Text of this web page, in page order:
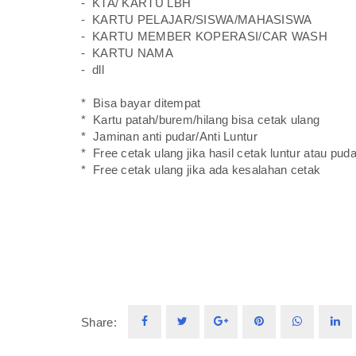
- KTA/ KARTU LBH
- KARTU PELAJAR/SISWA/MAHASISWA
- KARTU MEMBER KOPERASI/CAR WASH
- KARTU NAMA
- dll
* Bisa bayar ditempat
* Kartu patah/burem/hilang bisa cetak ulang
* Jaminan anti pudar/Anti Luntur
* Free cetak ulang jika hasil cetak luntur atau
* Free cetak ulang jika ada kesalahan cetak
Share: